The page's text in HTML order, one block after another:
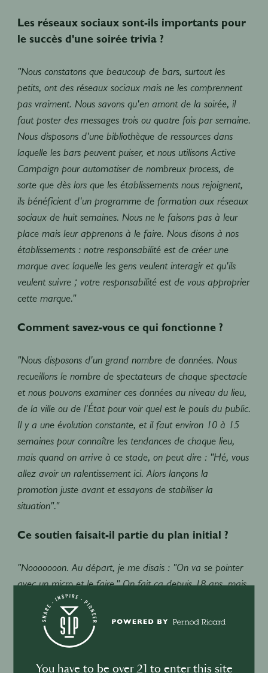
Les réseaux sociaux sont-ils importants pour
le succès d'une soirée trivia ?
"Nous constatons que beaucoup de bars, surtout les
petits, ont des réseaux sociaux mais ne les comprennent
pas vraiment. Nous savons qu'en amont de la soirée, il
faut poster des messages trois ou quatre fois par semaine.
Nous disposons d'une bibliothèque de ressources dans
laquelle les bars peuvent puiser, et nous utilisons Active
Campaign pour automatiser de nombreux process, de
sorte que dès lors que les établissements nous rejoignent,
ils bénéficient d'un programme de formation aux réseaux
sociaux de huit semaines. Nous ne le faisons pas à leur
place mais leur apprenons à le faire. Nous disons à nos
établissements : notre responsabilité est de créer une
marque avec laquelle les gens veulent interagir et qu'ils
veulent suivre ; votre responsabilité est de vous approprier
cette marque."
Comment savez-vous ce qui fonctionne ?
"Nous disposons d'un grand nombre de données. Nous
recueillons le nombre de spectateurs de chaque spectacle
et nous pouvons examiner ces données au niveau du lieu,
de la ville ou de l'État pour voir quel est le pouls du public.
Il y a une évolution constante, et il faut environ 10 à 15
semaines pour connaître les tendances de chaque lieu,
mais quand on arrive à ce stade, on peut dire : "Hé, vous
allez avoir un ralentissement ici. Alors lançons la
promotion juste avant et essayons de stabiliser la
situation"."
Ce soutien faisait-il partie du plan initial ?
"Nooooooon. Au départ, je me disais : "On va se pointer
avec un micro et le faire." On fait ça depuis 18 ans, mais
je me lasse facilement, alors j'ai commencé à approfondir
le sujet."
Ça a l'air intense...
You have to be over 21 to enter this site